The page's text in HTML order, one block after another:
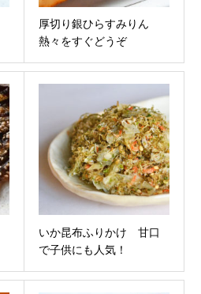
厚切り銀ひらすみりん
熱々をすぐどうぞ
いか昆布ふりかけ 甘口
で子供にも人気！